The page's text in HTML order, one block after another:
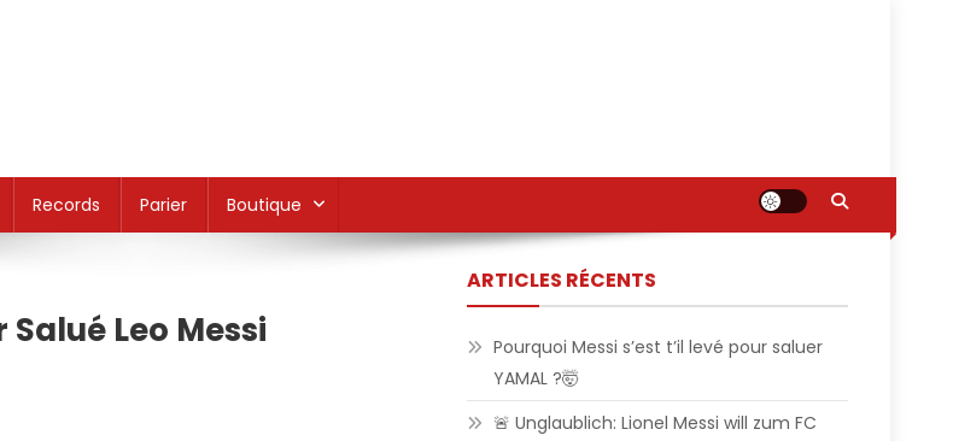
Records Parier Boutique
Leo Messi
ARTICLES RÉCENTS
Pourquoi Messi s’est t’il levé pour saluer
YAMAL ?🤯
🚨 Unglaublich: Lionel Messi will zum FC